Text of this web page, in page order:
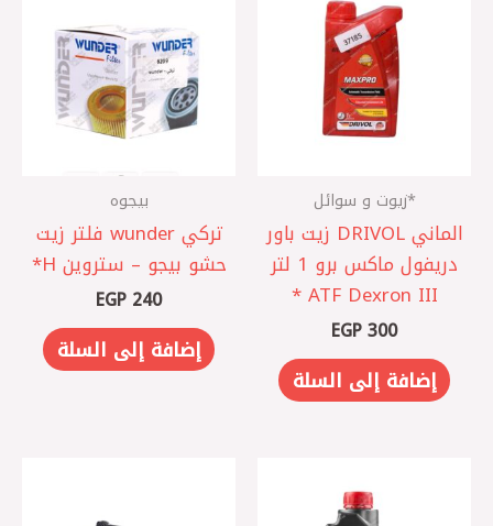
*زيوت و سوائل
الماني DRIVOL زيت باور
دريفول ماكس برو 1 لتر
ATF Dexron III *
EGP300
إضافة إلى السلة
بيجوه
تركي wunder فلتر زيت
حشو بيجو – ستروين H*
EGP 240
إضافة إلى السلة